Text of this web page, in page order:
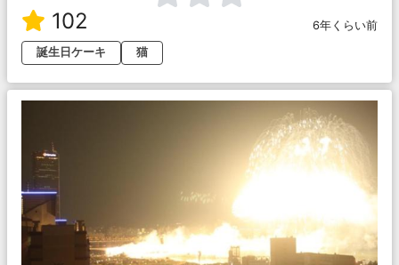
102
6年くらい前
誕生日ケーキ
猫